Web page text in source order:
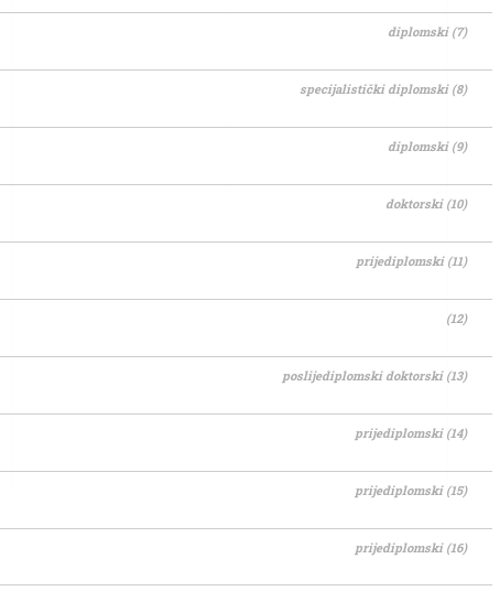
diplomski (7)
specijalistički diplomski (8)
diplomski (9)
doktorski (10)
prijediplomski (11)
(12)
poslijediplomski doktorski (13)
prijediplomski (14)
prijediplomski (15)
prijediplomski (16)